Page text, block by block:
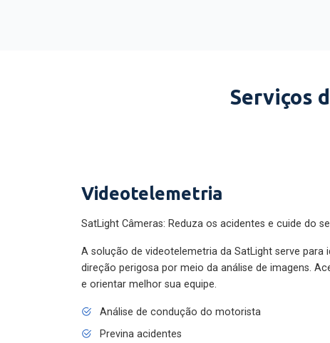
Serviços
Videotelemetria
SatLight Câmeras: Reduza os acidentes e cuide do
A solução de videotelemetria da SatLight serve
direção perigosa por meio da análise de imagens.
e orientar melhor sua equipe.
Análise de condução do motorista
Previna acidentes